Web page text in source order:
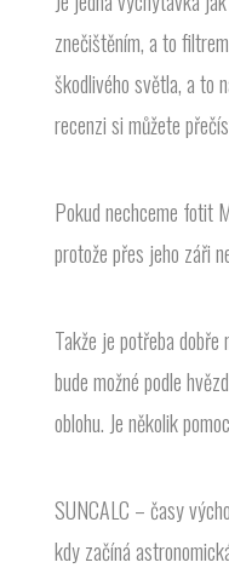
znečištěním, a to
škodlivého světla, a to
recenzi si můžete
Pokud nechceme fotit
protože přes jeho záři
Takže je potřeba
bude možné podle
oblohu. Je několik
SUNCALC – časy
kdy začíná